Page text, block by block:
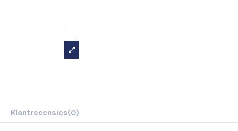
Klantrecensies(0)